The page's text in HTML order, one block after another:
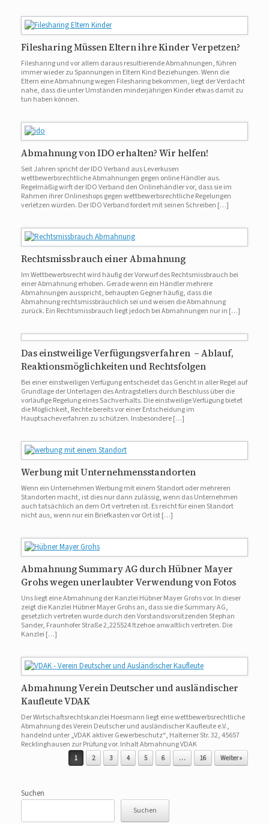
Filesharing Müssen Eltern ihre Kinder Verpetzen?
Filesharing und vor allem daraus resultierende Abmahnungen, führen
immer wieder zu Spannungen in Eltern Kind Beziehungen. Wenn die
Eltern eine Abmahnung wegen Filesharing bekommen, liegt der Verdacht
nahe, dass die unter Umständen minderjährigen Kinder etwas damit zu
tun haben können.
Abmahnung von IDO erhalten? Wir helfen!
Seit Jahren spricht der IDO Verband aus Leverkusen
wettbewerbsrechtliche Abmahnungen gegen online Händler aus.
Regelmäßig wirft der IDO Verband den Onlinehändler vor, dass sie im
Rahmen ihrer Onlineshops gegen wettbewerbsrechtliche Regelungen
verletzen würden. Der IDO Verband fordert mit seinen Schreiben […]
Rechtsmissbrauch einer Abmahnung
Im Wettbewerbsrecht wird häufig der Vorwurf des Rechtsmissbrauch bei
einer Abmahnung erhoben. Gerade wenn ein Händler mehrere
Abmahnungen ausspricht, behaupten Gegner häufig, dass die
Abmahnung rechtsmissbräuchlich sei und weisen die Abmahnung
zurück. Ein Rechtsmissbrauch liegt jedoch bei Abmahnungen nur in […]
Das einstweilige Verfügungsverfahren – Ablauf,
Reaktionsmöglichkeiten und Rechtsfolgen
Bei einer einstweiligen Verfügung entscheidet das Gericht in aller Regel auf
Grundlage der Unterlagen des Antragstellers durch Beschluss über die
vorläufige Regelung eines Sachverhalts. Die einstweilige Verfügung bietet
die Möglichkeit, Rechte bereits vor einer Entscheidung im
Hauptsacheverfahren zu schützen. Insbesondere […]
Werbung mit Unternehmensstandorten
Wenn ein Unternehmen Werbung mit einem Standort oder mehreren
Standorten macht, ist dies nur dann zulässig, wenn das Unternehmen
auch tatsächlich an dem Ort vertreten ist. Es reicht für einen Standort
nicht aus, wenn nur ein Briefkasten vor Ort ist […]
Abmahnung Summary AG durch Hübner Mayer
Grohs wegen unerlaubter Verwendung von Fotos
Uns liegt eine Abmahnung der Kanzlei Hübner Mayer Grohs vor. In dieser
zeigt die Kanzlei Hübner Mayer Grohs an, dass sie die Summary AG,
gesetzlich vertreten wurde durch den Vorstandsvorsitzenden Stephan
Sander, Fraunhofer Straße 2,225524 Itzehoe anwaltlich vertreten. Die
Kanzlei […]
Abmahnung Verein Deutscher und ausländischer
Kaufleute VDAK
Der Wirtschaftsrechtskanzlei Hoesmann liegt eine wettbewerbsrechtliche
Abmahnung des Verein Deutscher und ausländischer Kaufleute e.V.,
handelnd unter „VDAK aktiver Gewerbeschutz“, Halterner Str. 32, 45657
Recklinghausen zur Prüfung vor. Inhalt Abmahnung VDAK
Beitragsnavigation
1 2 3 4 5 6 … 16 Weiter »
Suchen
Suchen